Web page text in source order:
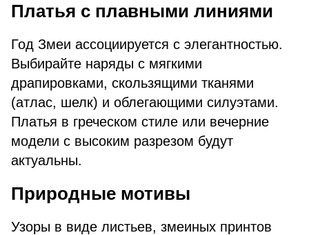
Платья с плавными линиями
Год Змеи ассоциируется с элегантностью.
Выбирайте наряды с мягкими
драпировками, скользящими тканями
(атлас, шелк) и облегающими силуэтами.
Платья в греческом стиле или вечерние
модели с высоким разрезом будут
актуальны.
Природные мотивы
Узоры в виде листьев, змеиных принтов